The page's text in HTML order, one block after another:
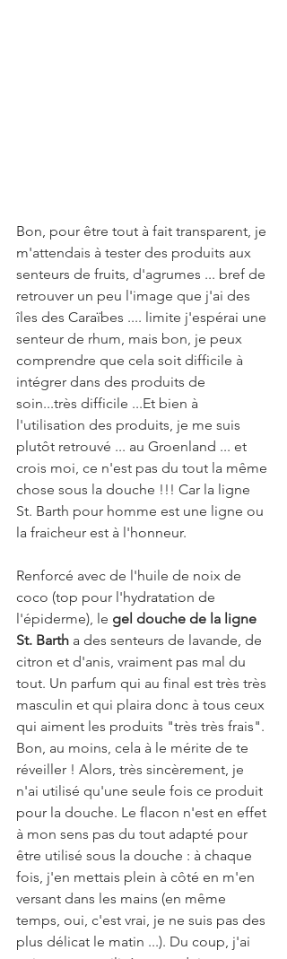
Bon, pour être tout à fait transparent, je
m'attendais à tester des produits aux
senteurs de fruits, d'agrumes ... bref de
retrouver un peu l'image que j'ai des
îles des Caraïbes .... limite j'espérai une
senteur de rhum, mais bon, je peux
comprendre que cela soit difficile à
intégrer dans des produits de
soin...très difficile ...Et bien à
l'utilisation des produits, je me suis
plutôt retrouvé ... au Groenland ... et
crois moi, ce n'est pas du tout la même
chose sous la douche !!! Car la ligne
St. Barth pour homme est une ligne ou
la fraicheur est à l'honneur.
Renforcé avec de l'huile de noix de
coco (top pour l'hydratation de
l'épiderme), le gel douche de la ligne
St. Barth a des senteurs de lavande, de
citron et d'anis, vraiment pas mal du
tout. Un parfum qui au final est très très
masculin et qui plaira donc à tous ceux
qui aiment les produits "très très frais".
Bon, au moins, cela à le mérite de te
réveiller ! Alors, très sincèrement, je
n'ai utilisé qu'une seule fois ce produit
pour la douche. Le flacon n'est en effet
à mon sens pas du tout adapté pour
être utilisé sous la douche : à chaque
fois, j'en mettais plein à côté en m'en
versant dans les mains (en même
temps, oui, c'est vrai, je ne suis pas des
plus délicat le matin ...). Du coup, j'ai